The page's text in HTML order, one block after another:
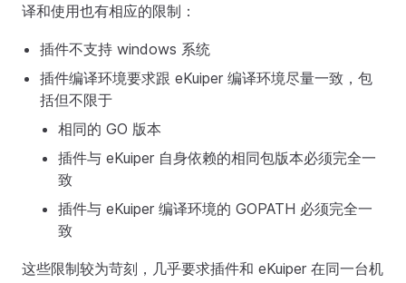
译和使用也有相应的限制：
插件不支持 windows 系统
插件编译环境要求跟 eKuiper 编译环境尽量一致，包
括但不限于
相同的 GO 版本
插件与 eKuiper 自身依赖的相同包版本必须完全一
致
插件与 eKuiper 编译环境的 GOPATH 必须完全一
致
这些限制较为苛刻，几乎要求插件和 eKuiper 在同一台机